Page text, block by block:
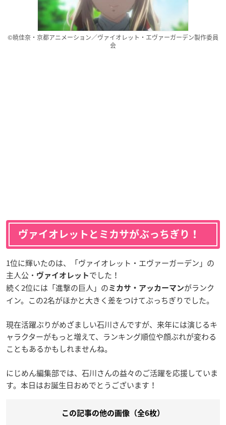
©暁佳奈・京都アニメーション／ヴァイオレット・エヴァーガーデン製作委員
会
ヴァイオレットとミカサがぶっちぎり！
1位に輝いたのは、「ヴァイオレット・エヴァーガーデン」の
主人公・ ヴァイオレット でした！
続く2位には「進撃の巨人」の ミカサ・アッカーマンがランク
イン。この2名がほかと大きく差をつけてぶっちぎりでした。
現在活躍ぶりがめざましい石川さんですが、来年には演じるキ
ャラクターがもっと増えて、ランキング順位や顔ぶれが変わる
こともあるかもしれませんね。
にじめん編集部では、石川さんの益々のご活躍を応援していま
す。本日はお誕生日おめでとうございます！
この記事の他の画像（全6枚）